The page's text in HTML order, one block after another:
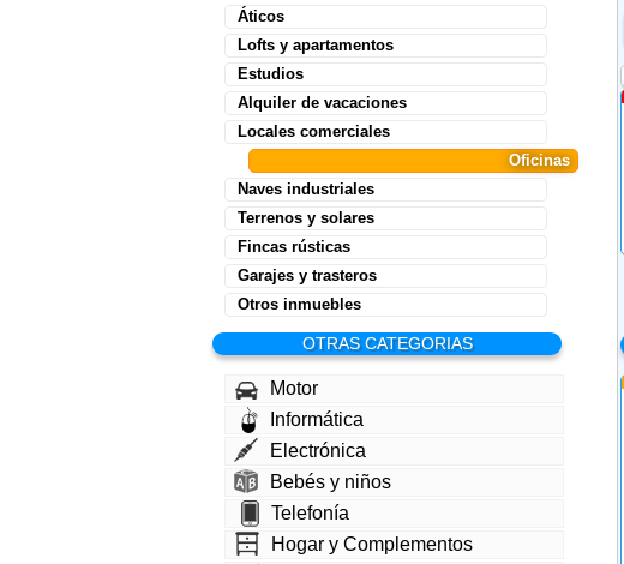
Áticos
Lofts y apartamentos
Estudios
Alquiler de vacaciones
Locales comerciales
Oficinas
Naves industriales
Terrenos y solares
Fincas rústicas
Garajes y trasteros
Otros inmuebles
OTRAS CATEGORIAS
Motor
Informática
Electrónica
Bebés y niños
Telefonía
Hogar y Complementos